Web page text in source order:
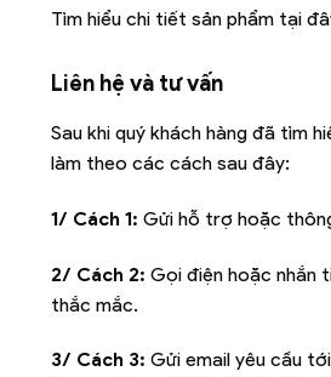
Tìm hiểu chi tiết sản phẩm tại
Liên hệ và tư vấn
Sau khi quý khách hàng đã tìm
làm theo các cách sau đây:
1/ Cách 1: Gửi hỗ trợ hoặc
2/ Cách 2: Gọi điện hoặc nhắn
thắc mắc.
3/ Cách 3: Gửi email yêu cầu